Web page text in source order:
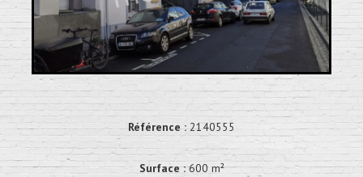
Référence : 2140555
Surface :600 m²